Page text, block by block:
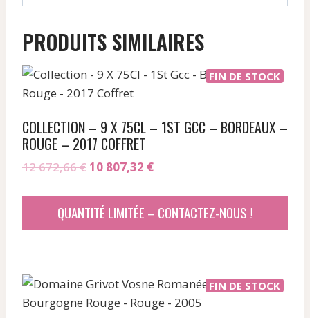
PRODUITS SIMILAIRES
FIN DE STOCK
COLLECTION – 9 X 75CL – 1ST GCC – BORDEAUX –
ROUGE – 2017 COFFRET
12 672,66€Le
initial
était :
10 807,32 €Le
est :
QUANTITÉ LIMITÉE – CONTACTEZ-NOUS !
FIN DE STOCK